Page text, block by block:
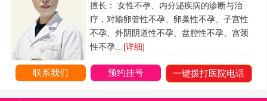
擅长： 女性不孕、内分泌疾病的诊断与治
疗，对输卵管性不孕、卵巢性不孕、子宫性
不孕、外阴阴道性不孕、盆腔性不孕、宫颈
性不孕… [详细]
联系我们 预约挂号 一键拨打医院电话